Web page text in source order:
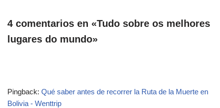
4 comentarios en «Tudo sobre os melhores
lugares do mundo»
Pingback: Qué saber antes de recorrer la Ruta de la Muerte en
Bolivia - Wenttrip